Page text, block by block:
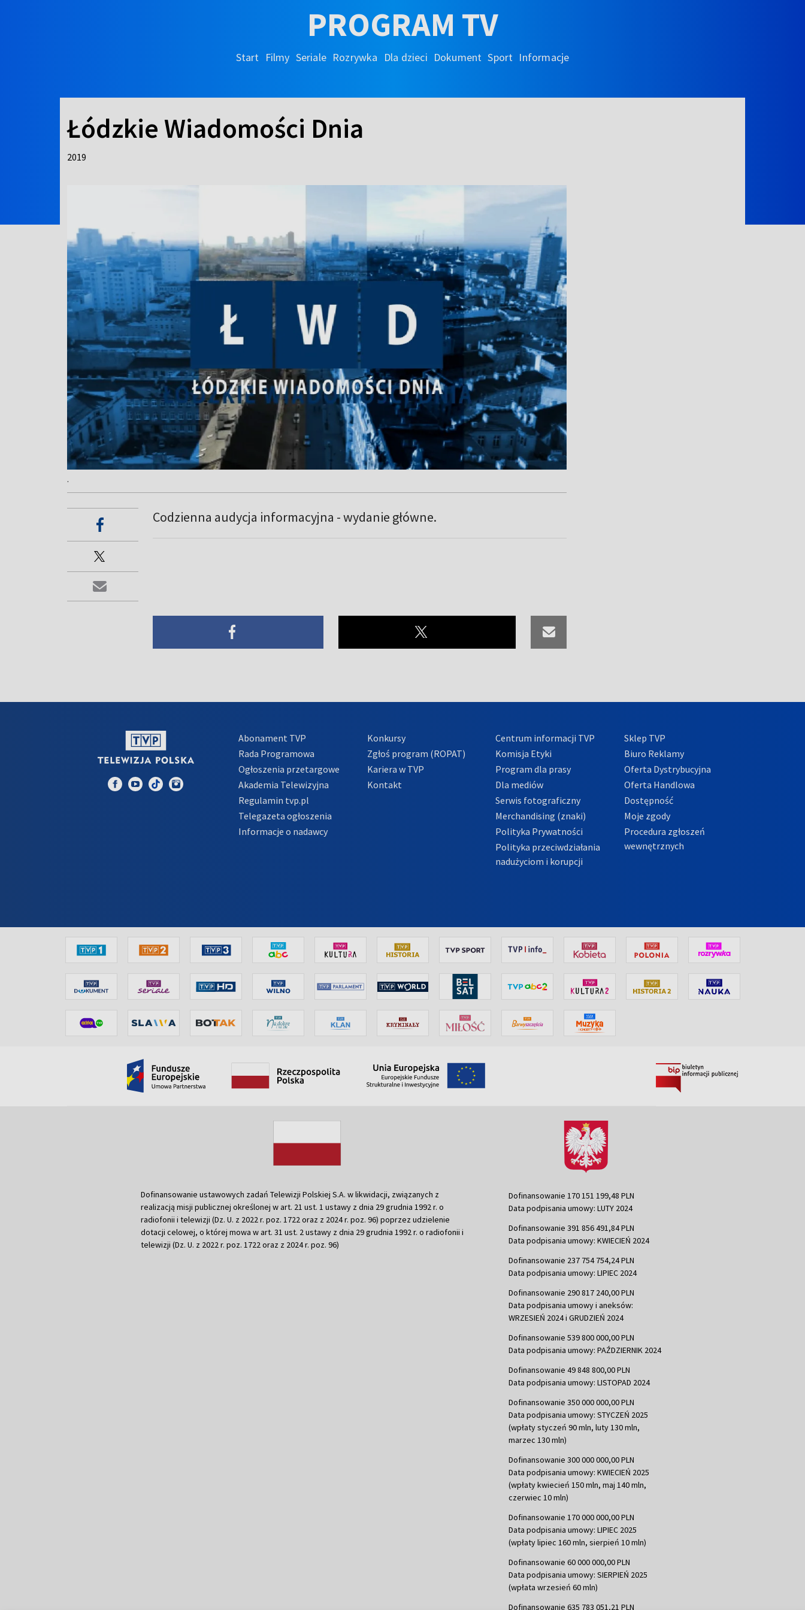
PROGRAM TV
Start Filmy Seriale Rozrywka Dla dzieci Dokument Sport Informacje
Łódzkie Wiadomości Dnia
2019
.
Codzienna audycja informacyjna - wydanie główne.
Abonament TVP
Rada Programowa
Ogłoszenia przetargowe
Akademia Telewizyjna
Regulamin tvp.pl
Telegazeta ogłoszenia
Informacje o nadawcy
Konkursy
Zgłoś program (ROPAT)
Kariera w TVP
Kontakt
Centrum informacji TVP
Komisja Etyki
Program dla prasy
Dla mediów
Serwis fotograficzny
Merchandising (znaki)
Polityka Prywatności
Polityka przeciwdziałania
nadużyciom i korupcji
Sklep TVP
Biuro Reklamy
Oferta Dystrybucyjna
Oferta Handlowa
Dostępność
Moje zgody
Procedura zgłoszeń
wewnętrznych
Dofinansowanie ustawowych zadań Telewizji Polskiej S.A. w likwidacji, związanych z
realizacją misji publicznej określonej w art. 21 ust. 1 ustawy z dnia 29 grudnia 1992 r. o
radiofonii i telewizji (Dz. U. z 2022 r. poz. 1722 oraz z 2024 r. poz. 96) poprzez udzielenie
dotacji celowej, o której mowa w art. 31 ust. 2 ustawy z dnia 29 grudnia 1992 r. o radiofonii i
telewizji (Dz. U. z 2022 r. poz. 1722 oraz z 2024 r. poz. 96)
Dofinansowanie 170 151 199,48 PLN
Data podpisania umowy: LUTY 2024
Dofinansowanie 391 856 491,84 PLN
Data podpisania umowy: KWIECIEŃ 2024
Dofinansowanie 237 754 754,24 PLN
Data podpisania umowy: LIPIEC 2024
Dofinansowanie 290 817 240,00 PLN
Data podpisania umowy i aneksów:
WRZESIEŃ 2024 i GRUDZIEŃ 2024
Dofinansowanie 539 800 000,00 PLN
Data podpisania umowy: PAŹDZIERNIK 2024
Dofinansowanie 49 848 800,00 PLN
Data podpisania umowy: LISTOPAD 2024
Dofinansowanie 350 000 000,00 PLN
Data podpisania umowy: STYCZEŃ 2025
(wpłaty styczeń 90 mln, luty 130 mln,
marzec 130 mln)
Dofinansowanie 300 000 000,00 PLN
Data podpisania umowy: KWIECIEŃ 2025
(wpłaty kwiecień 150 mln, maj 140 mln,
czerwiec 10 mln)
Dofinansowanie 170 000 000,00 PLN
Data podpisania umowy: LIPIEC 2025
(wpłaty lipiec 160 mln, sierpień 10 mln)
Dofinansowanie 60 000 000,00 PLN
Data podpisania umowy: SIERPIEŃ 2025
(wpłata wrzesień 60 mln)
Dofinansowanie 635 783 051,21 PLN